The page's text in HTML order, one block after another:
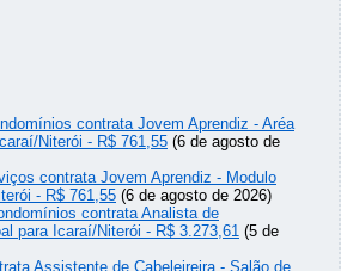
contrata Jovem Aprendiz - Aréa
Niterói - R$ 761,55 (6 de agosto de
contrata Jovem Aprendiz - Modulo
- R$ 761,55 (6 de agosto de 2026)
contrata Analista de
para Icaraí/Niterói - R$ 3.273,61 (5 de
Assistente de Cabeleireira - Salão de